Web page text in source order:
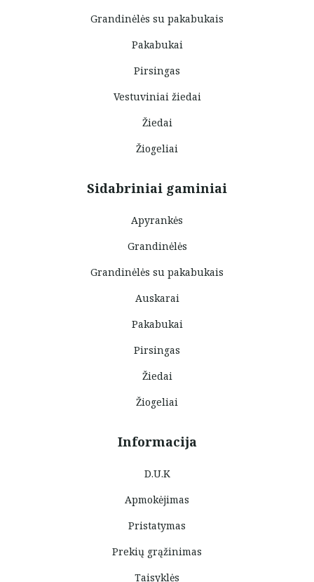
Grandinėlės su pakabukais
Pakabukai
Pirsingas
Vestuviniai žiedai
Žiedai
Žiogeliai
Sidabriniai gaminiai
Apyrankės
Grandinėlės
Grandinėlės su pakabukais
Auskarai
Pakabukai
Pirsingas
Žiedai
Žiogeliai
Informacija
D.U.K
Apmokėjimas
Pristatymas
Prekių grąžinimas
Taisyklės